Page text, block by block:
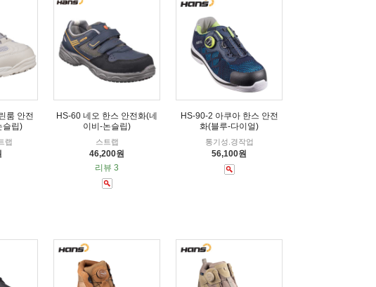
룸 안전
슬립)
랩
HS-60 네오 한스 안전화(네
이비-논슬립)
스트랩
46,200원
리뷰 3
HS-90-2 아쿠아 한스 안전
화(블루-다이얼)
통기성.경작업
56,100원